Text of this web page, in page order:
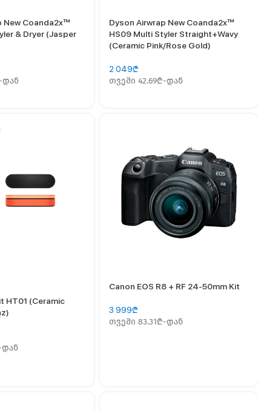
New Coanda2x™
& Dryer (Jasper
დან
Dyson Airwrap New Coanda2x™
HS09 Multi Styler Straight+Wavy
(Ceramic Pink/Rose Gold)
2 049₾
თვეში 42.69₾-დან
HT01 (Ceramic
დან
Canon EOS R8 + RF 24-50mm Kit
3 999₾
თვეში 83.31₾-დან